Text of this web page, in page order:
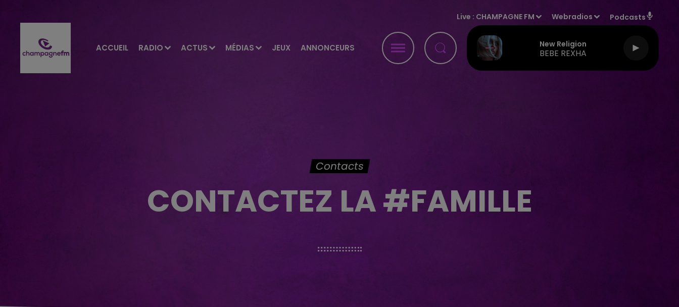
ACCUEIL RADIO ACTUS MÉDIAS JEUX ANNONCEURS
Live : CHAMPAGNE FM Webradios Podcasts
New Religion
BEBE REXHA
Contacts
CONTACTEZ LA #FAMILLE